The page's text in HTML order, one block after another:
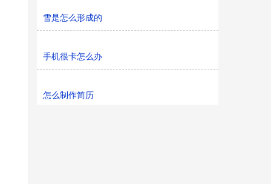
雪是怎么形成的
手机很卡怎么办
怎么制作简历